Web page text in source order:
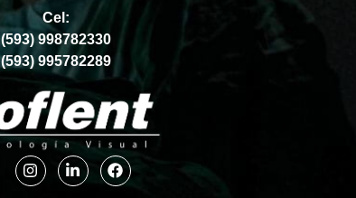
Cel:
(593) 998782330
(593) 995782289